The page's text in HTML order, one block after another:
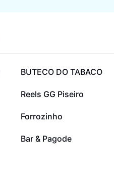
10,1 mil
BUTECO DO TABACO
4,9 mil
Reels GG Piseiro
596
Forrozinho
0
Bar & Pagode